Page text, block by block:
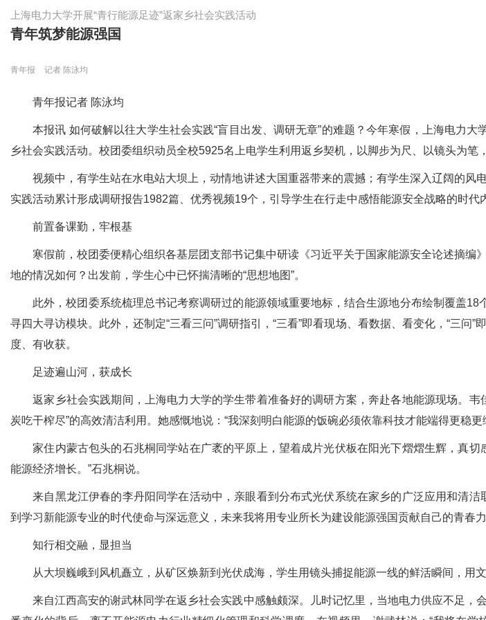
上海电力大学开展“青行能源足迹”返家乡社会实践活动
青年筑梦能源强国
青年报 记者 陈泳均
青年报记者 陈泳均
本报讯 如何破解以往大学生社会实践“盲目出发、调研无章”的难题？今年寒假，上海电力大
乡社会实践活动。校团委组织动员全校5925名上电学生利用返乡契机，以脚步为尺、以镜头为笔
视频中，有学生站在水电站大坝上，动情地讲述大国重器带来的震撼；有学生深入辽阔的风
实践活动累计形成调研报告1982篇、优秀视频19个，引导学生在行走中感悟能源安全战略的时代
前置备课勤，牢根基
寒假前，校团委便精心组织各基层团支部书记集中研读《习近平关于国家能源安全论述摘编
地的情况如何？出发前，学生心中已怀揣清晰的“思想地图”。
此外，校团委系统梳理总书记考察调研过的能源领域重要地标，结合生源地分布绘制覆盖18
寻四大寻访模块。此外，还制定“三看三问”调研指引，“三看”即看现场、看数据、看变化，“三
度、有收获。
足迹遍山河，获成长
返家乡社会实践期间，上海电力大学的学生带着准备好的调研方案，奔赴各地能源现场。韦
炭吃干榨尽”的高效清洁利用。她感慨地说：“我深刻明白能源的饭碗必须依靠科技才能端得更稳
家住内蒙古包头的石兆桐同学站在广袤的平原上，望着成片光伏板在阳光下熠熠生辉，真切
能源经济增长。”石兆桐说。
来自黑龙江伊春的李丹阳同学在活动中，亲眼看到分布式光伏系统在家乡的广泛应用和清洁
到学习新能源专业的时代使命与深远意义，未来我将用专业所长为建设能源强国贡献自己的青春
知行相交融，显担当
从大坝巍峨到风机矗立，从矿区焕新到光伏成海，学生用镜头捕捉能源一线的鲜活瞬间，用文
来自江西高安的谢武林同学在返乡社会实践中感触颇深。儿时记忆里，当地电力供应不足，